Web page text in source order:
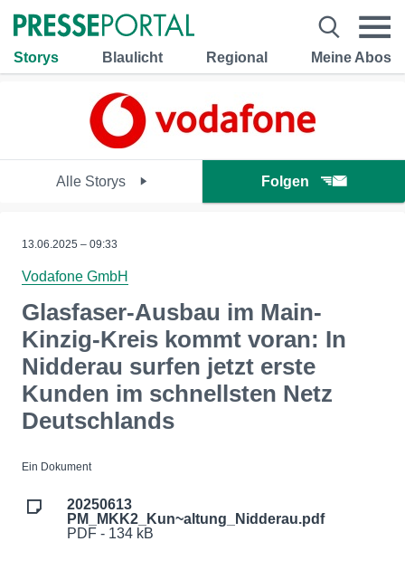
Storys Blaulicht Regional Meine Abos
Alle Storys Folgen
13.06.2025 – 09:33
Vodafone GmbH
Glasfaser-Ausbau im Main-
Kinzig-Kreis kommt voran: In
Nidderau surfen jetzt erste
Kunden im schnellsten Netz
Deutschlands
Ein Dokument
20250613
PM_MKK2_Kun~altung_Nidderau.pdf
PDF - 134 kB